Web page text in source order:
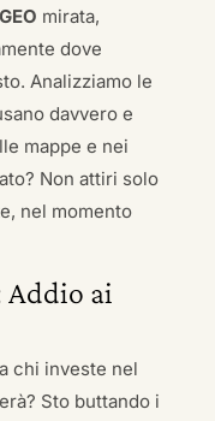
mirata,
dove
Analizziamo le
davvero e
mappe e nei
Non attiri solo
nel momento
Addio ai
chi investe nel
Sto buttando i